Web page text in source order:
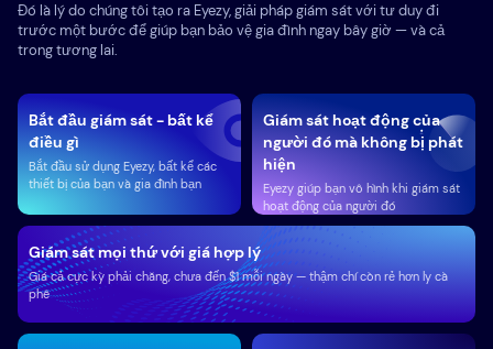
Đó là lý do chúng tôi tạo ra Eyezy, giải pháp giám sát với tư duy đi
trước một bước để giúp bạn bảo vệ gia đình ngay bây giờ — và cả
trong tương lai.
Bắt đầu giám sát - bất kể
điều gì
Bắt đầu sử dụng Eyezy, bất kể các
thiết bị của bạn và gia đình bạn
Giám sát hoạt động của
người đó mà không bị phát
hiện
Eyezy giúp bạn vô hình khi giám sát
hoạt động của người đó
Giám sát mọi thứ với giá hợp lý
Giá cả cực kỳ phải chăng, chưa đến $1 mỗi ngày — thậm chí còn rẻ hơn ly cà
phê